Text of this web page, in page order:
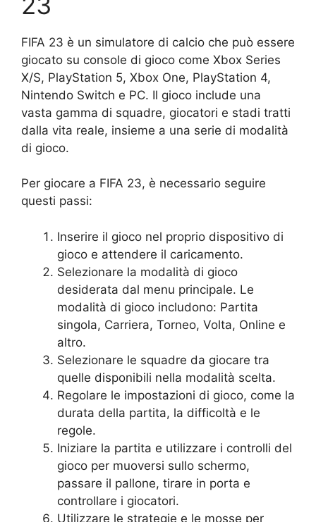
FIFA 23 è un simulatore di calcio che può essere
giocato su console di gioco come Xbox Series
X/S, PlayStation 5, Xbox One, PlayStation 4,
Nintendo Switch e PC. Il gioco include una
vasta gamma di squadre, giocatori e stadi tratti
dalla vita reale, insieme a una serie di modalità
di gioco.
Per giocare a FIFA 23, è necessario seguire
questi passi:
Inserire il gioco nel proprio dispositivo di
gioco e attendere il caricamento.
Selezionare la modalità di gioco
desiderata dal menu principale. Le
modalità di gioco includono: Partita
singola, Carriera, Torneo, Volta, Online e
altro.
Selezionare le squadre da giocare tra
quelle disponibili nella modalità scelta.
Regolare le impostazioni di gioco, come la
durata della partita, la difficoltà e le
regole.
Iniziare la partita e utilizzare i controlli del
gioco per muoversi sullo schermo,
passare il pallone, tirare in porta e
controllare i giocatori.
Utilizzare le strategie e le mosse per